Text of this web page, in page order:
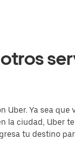
Uber. Ya sea que
la ciudad, Uber
tu destino